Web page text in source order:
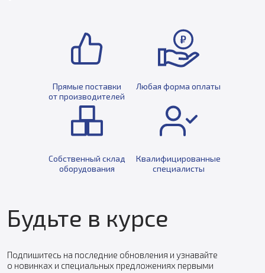
Прямые поставки
от производителей
Любая форма оплаты
Собственный склад
оборудования
Квалифицированные
специалисты
Будьте в курсе
Подпишитесь на последние обновления и узнавайте
о новинках и специальных предложениях первыми